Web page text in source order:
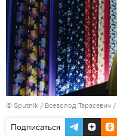
© Sputnik / Всеволод Тарасевич /
Подписаться